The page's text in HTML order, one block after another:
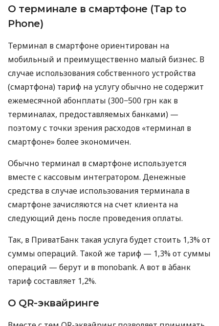
О терминале в смартфоне (Tap to
Phone)
Терминал в смартфоне ориентирован на
мобильный и преимущественно малый бизнес. В
случае использования собственного устройства
(смартфона) тариф на услугу обычно не содержит
ежемесячной абонплаты (300−500 грн как в
терминалах, предоставляемых банками) —
поэтому с точки зрения расходов «терминал в
смартфоне» более экономичен.
Обычно терминал в смартфоне используется
вместе с кассовым интегратором. Денежные
средства в случае использования терминала в
смартфоне зачисляются на счет клиента на
следующий день после проведения оплаты.
Так, в ПриватБанк такая услуга будет стоить 1,3% от
суммы операций. Такой же тариф — 1,3% от суммы
операций — берут и в monobank. А вот в àбанк
тариф составляет 1,2%.
О QR-эквайринге